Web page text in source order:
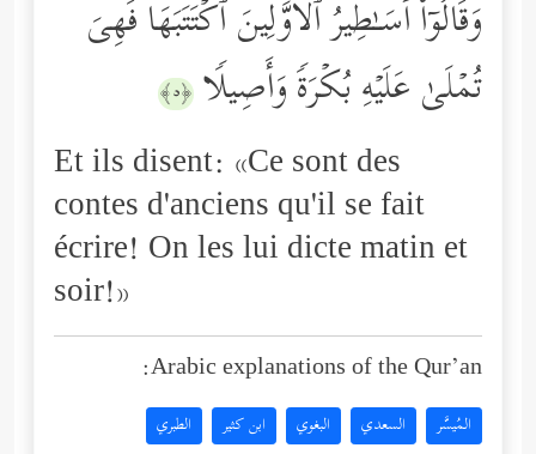
وَقَالُوۤاْ أَسَـٰطِیرُ ٱلۡأَوَّلِینَ ٱكۡتَتَبَهَا فَهِیَ
تُمۡلَىٰ عَلَیۡهِ بُكۡرَةࣰ وَأَصِیلࣰا ﴿٥﴾
Et ils disent: «Ce sont des
contes d'anciens qu'il se fait
écrire! On les lui dicte matin et
soir!»
Arabic explanations of the Qur’an:
المُيسَّر السعدي البغوي ابن كثير الطبري